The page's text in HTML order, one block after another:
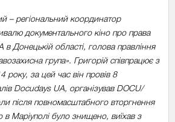
–регіональний координатор
документального кіно про права
Донецькій області, голова правління
група». Григорій співпрацює з
року, за цей час він провів 8
Docudays UA, організував DOCU/
після повномасштабного вторгнення
в Маріуполі було знищено, виїхав з